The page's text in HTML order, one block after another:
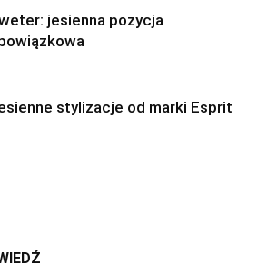
jesienna pozycja
stylizacje od marki Esprit